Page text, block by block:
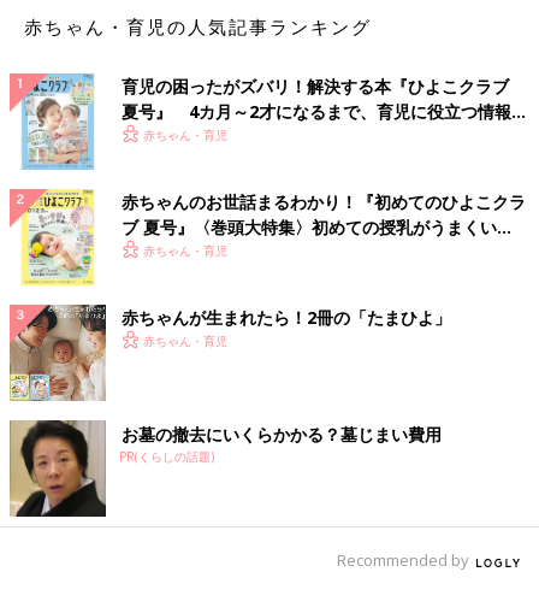
赤ちゃん・育児の人気記事ランキング
育児の困ったがズバリ！解決する本『ひよこクラブ
夏号』 4カ月～2才になるまで、育児に役立つ情報が
いっぱい！
赤ちゃん・育児
赤ちゃんのお世話まるわかり！『初めてのひよこクラ
ブ 夏号』〈巻頭大特集〉初めての授乳がうまくい
く！ おっぱい・ミルクの基本と夏のトラブル 解決テ
赤ちゃん・育児
赤ちゃんが生まれたら！2冊の「たまひよ」
赤ちゃん・育児
お墓の撤去にいくらかかる？墓じまい費用
PR(くらしの話題)
Recommended by